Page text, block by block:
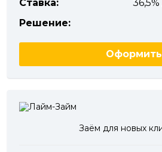
Ставка:
Решение:
Оформить
Заём для новых